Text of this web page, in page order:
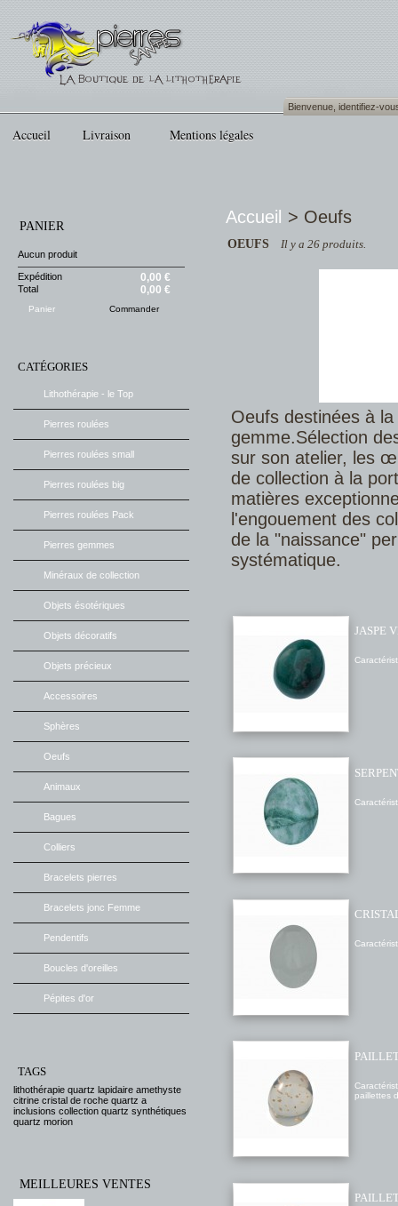
Bienvenue,identifiez-
Accueil Livraison Mentions légales
PANIER
Aucun produit
Expédition 0,00 €
Total 0,00 €
Panier Commander
CATÉGORIES
Lithothérapie - le Top
Pierres roulées
Pierres roulées small
Pierres roulées big
Pierres roulées Pack
Pierres gemmes
Minéraux de collection
Objets ésotériques
Objets décoratifs
Objets précieux
Accessoires
Sphères
Oeufs
Animaux
Bagues
Colliers
Bracelets pierres
Bracelets jonc Femme
Pendentifs
Boucles d'oreilles
Pépites d'or
TAGS
lithothérapie quartz lapidaire amethyste
citrine cristal de roche quartz a
inclusions collection quartz synthétiques
quartz morion
MEILLEURES VENTES
Accueil > Oeufs
OEUFS Il y a 26 produits.
Oeufs destinées à
gemme.Sélection
sur son atelier, les
de collection à la
matières
l'engouement des
de la "naissance"
systématique.
JASPE